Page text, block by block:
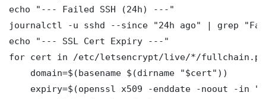
echo "--- Failed SSH (24h) ---"
journalctl -u sshd --since "24h ago" | grep
echo "--- SSL Cert Expiry ---"
for cert in /etc/letsencrypt/live/*/
    domain=$(basename $(dirname "$cert"))
expiry=$(openssl x509 -enddate -noout -in